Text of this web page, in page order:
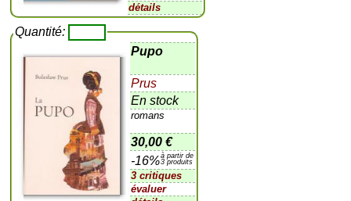
détails
Quantité:
Pupo
Prus
En stock
romans
30,00 €
-16%à partir de
3 produits
3 critiques
évaluer